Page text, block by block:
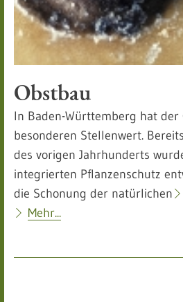
Obstbau
In Baden-Württemberg hat der
besonderen Stellenwert.
des vorigen Jahrhunderts
integrierten Pflanzenschutz
die Schonung der natürlichen
Mehr...